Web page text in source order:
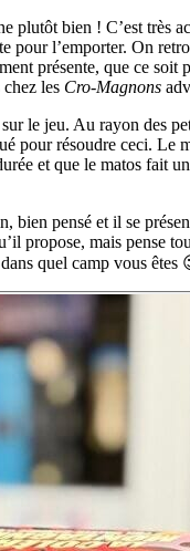
bien ! C’est très
pour l’emporter. On
présente, que ce soit
les Cro-Magnons
le jeu. Au rayon des
résoudre ceci. Le
et que le matos fait
bien pensé et il se
propose, mais pense
quel camp vous êtes